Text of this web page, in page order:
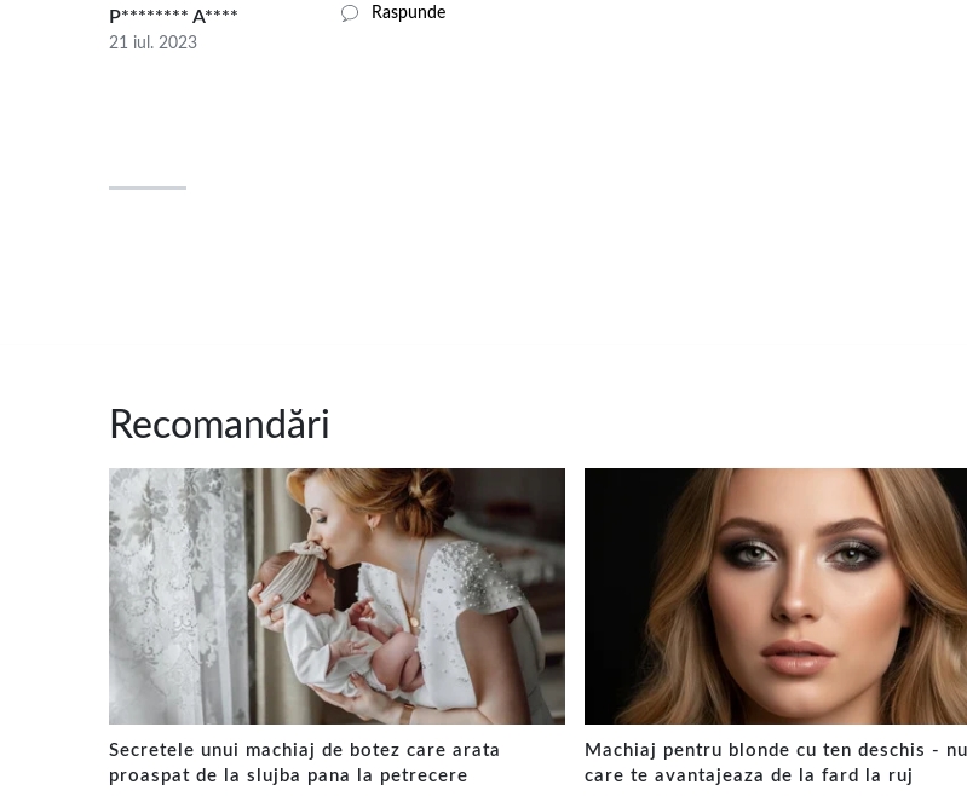
P******** A****
21 iul. 2023
Raspunde
Recomandări
Secretele unui machiaj de botez care arata
proaspat de la slujba pana la petrecere
Machiaj pentru blonde cu ten deschis -
care te avantajeaza de la fard la ruj